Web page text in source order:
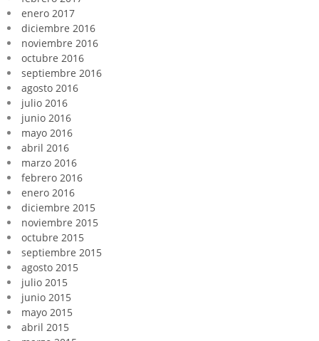
enero 2017
diciembre 2016
noviembre 2016
octubre 2016
septiembre 2016
agosto 2016
julio 2016
junio 2016
mayo 2016
abril 2016
marzo 2016
febrero 2016
enero 2016
diciembre 2015
noviembre 2015
octubre 2015
septiembre 2015
agosto 2015
julio 2015
junio 2015
mayo 2015
abril 2015